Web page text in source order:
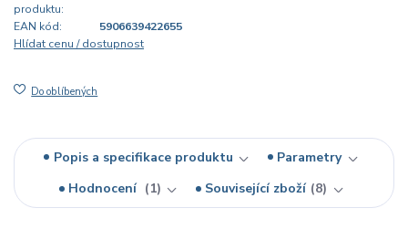
produktu:
EAN kód:
5906639422655
Hlídat cenu / dostupnost
Do oblíbených
Popis a specifikace produktu
Parametry
Hodnocení
1 Související zboží 8